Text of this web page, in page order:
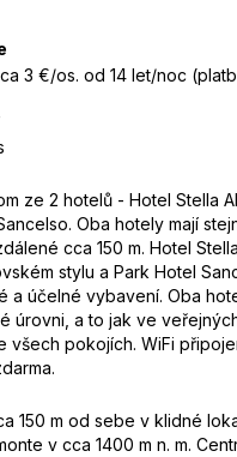
3 €/os. od 14 let/noc
ze 2 hotelů - Hotel Stella
Oba hotely mají
cca 150 m. Hotel
stylu a Park Hotel
a účelné vybavení. Oba
úrovni, a to jak ve
všech pokojích. WiFi
150 m od sebe v klidné
v cca 1400 m n. m.